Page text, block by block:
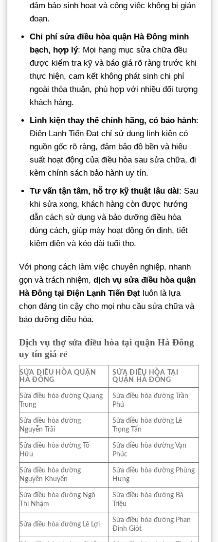
đảm bảo sinh hoạt và công việc không bị gián
đoạn.
Chi phí sửa điều hòa quận Hà Đông minh
bạch, hợp lý: Mọi hạng mục sửa chữa đều
được kiểm tra kỹ và báo giá rõ ràng trước khi
thực hiện, cam kết không phát sinh chi phí
ngoài thỏa thuận, phù hợp với nhiều đối tượng
khách hàng.
Linh kiện thay thế chính hãng, có bảo hành:
Điện Lạnh Tiến Đạt chỉ sử dụng linh kiện có
nguồn gốc rõ ràng, đảm bảo độ bền và hiệu
suất hoạt động của điều hòa sau sửa chữa, đi
kèm chính sách bảo hành uy tín.
Tư vấn tận tâm, hỗ trợ kỹ thuật lâu dài: Sau
khi sửa xong, khách hàng còn được hướng
dẫn cách sử dụng và bảo dưỡng điều hòa
đúng cách, giúp máy hoạt động ổn định, tiết
kiệm điện và kéo dài tuổi thọ.
Với phong cách làm việc chuyên nghiệp, nhanh
gọn và trách nhiệm, dịch vụ sửa điều hòa quận
Hà Đông tại Điện Lạnh Tiến Đạt luôn là lựa
chọn đáng tin cậy cho mọi nhu cầu sửa chữa và
bảo dưỡng điều hòa.
Dịch vụ thợ sửa điều hòa tại quận Hà Đông
uy tín giá rẻ
SỬA ĐIỀU HÒA QUẬN
HÀ ĐÔNG
SỬA ĐIỀU HÒA TẠI
QUẬN HÀ ĐÔNG
Sửa điều hòa đường Quang
Trung
Sửa điều hòa đường Trần
Phú
Sửa điều hòa đường
Nguyễn Trãi
Sửa điều hòa đường Lê
Trọng Tấn
Sửa điều hòa đường Tố
Hữu
Sửa điều hòa đường Vạn
Phúc
Sửa điều hòa đường
Nguyễn Khuyến
Sửa điều hòa đường Phùng
Hưng
Sửa điều hòa đường Ngô
Thì Nhậm
Sửa điều hòa đường Bà
Triệu
Sửa điều hòa đường Lê Lợi
Sửa điều hòa đường Phan
Đình Giót